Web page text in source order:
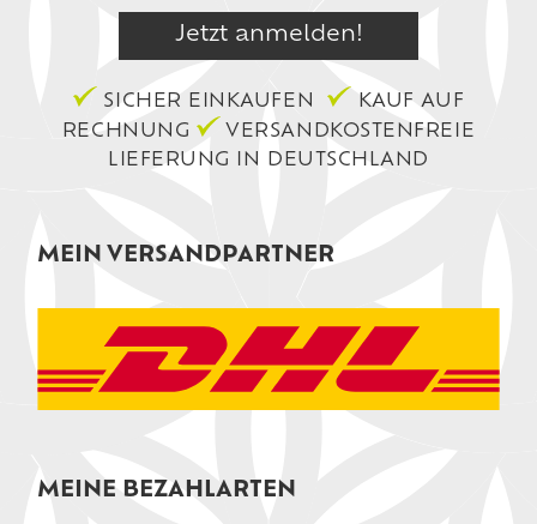
SICHER EINKAUFEN
KAUF AUF
RECHNUNG
VERSANDKOSTENFREIE
LIEFERUNG IN DEUTSCHLAND
MEIN VERSANDPARTNER
MEINE BEZAHLARTEN